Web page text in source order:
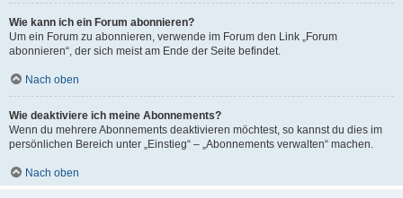
Wie kann ich ein Forum abonnieren?
Um ein Forum zu abonnieren, verwende im Forum den Link „Forum
abonnieren“, der sich meist am Ende der Seite befindet.
Nach oben
Wie deaktiviere ich meine Abonnements?
Wenn du mehrere Abonnements deaktivieren möchtest, so kannst du dies im
persönlichen Bereich unter „Einstieg“ – „Abonnements verwalten“ machen.
Nach oben